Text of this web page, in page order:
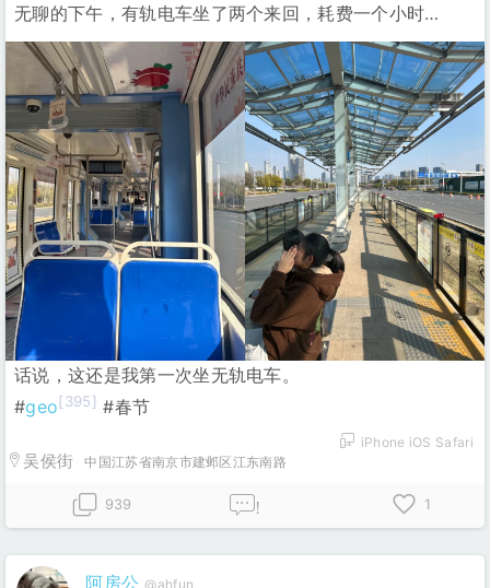
无聊的下午，有轨电车坐了两个来回，耗费一个小时…
话说，这还是我第一次坐无轨电车。
#geo[395] #春节
iPhone iOS Safari
吴侯街 中国江苏省南京市建邺区江东南路
939 ! 1
阿房公 @ahfun